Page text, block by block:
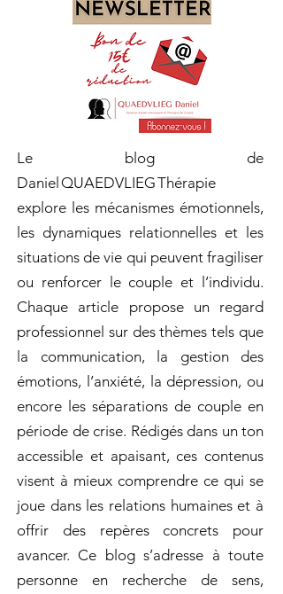
Le blog de
Daniel QUAEDVLIEG Thérapie
explore les mécanismes émotionnels,
les dynamiques relationnelles et les
situations de vie qui peuvent fragiliser
ou renforcer le couple et l’individu.
Chaque article propose un regard
professionnel sur des thèmes tels que
la communication, la gestion des
émotions, l’anxiété, la dépression, ou
encore les séparations de couple en
période de crise. Rédigés dans un ton
accessible et apaisant, ces contenus
visent à mieux comprendre ce qui se
joue dans les relations humaines et à
offrir des repères concrets pour
avancer. Ce blog s’adresse à toute
personne en recherche de sens,